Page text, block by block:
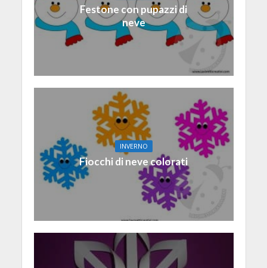
Festone con pupazzi di
neve
INVERNO
Fiocchi di neve colorati